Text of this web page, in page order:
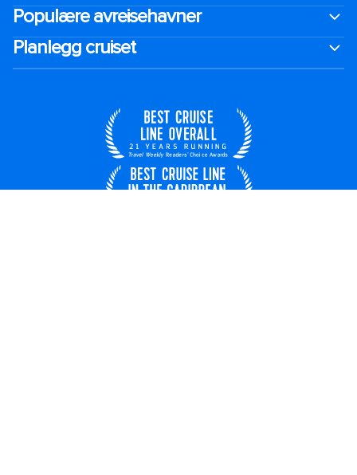
Populære avreisehavner
Planlegg cruiset